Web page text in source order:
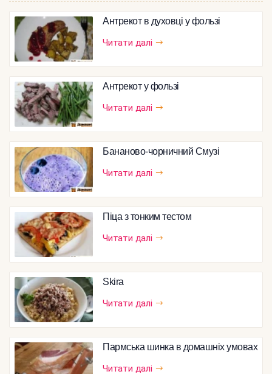
Антрекот в духовці у фользі
Читати далі
Антрекот у фользі
Читати далі
Бананово-чорничний Смузі
Читати далі
Піца з тонким тестом
Читати далі
Skira
Читати далі
Пармська шинка в домашніх умовах
Читати далі